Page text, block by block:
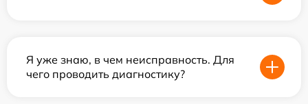
Я уже знаю, в чем неисправность. Для
чего проводить диагностику?